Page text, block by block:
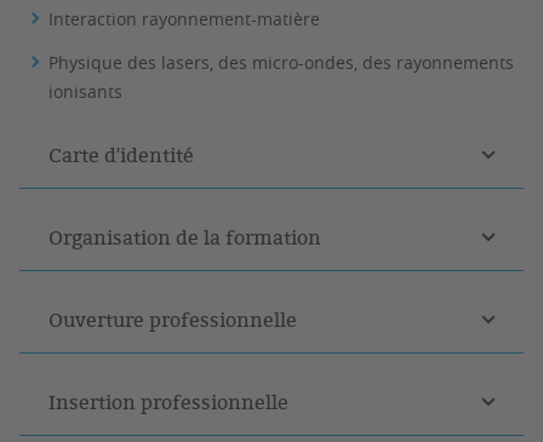
Interaction rayonnement-matière
Physique des lasers, des micro-ondes, des rayonnements
ionisants
Carte d'identité
Organisation de la formation
Ouverture professionnelle
Insertion professionnelle